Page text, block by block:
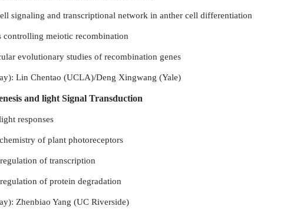
signaling and transcriptional network in anther cell differentiation
controlling meiotic recombination
evolutionary studies of recombination genes
Lin Chentao (UCLA)/Deng Xingwang (Yale)
and light Signal Transduction
responses
of plant photoreceptors
of transcription
of protein degradation
Zhenbiao Yang (UC Riverside)